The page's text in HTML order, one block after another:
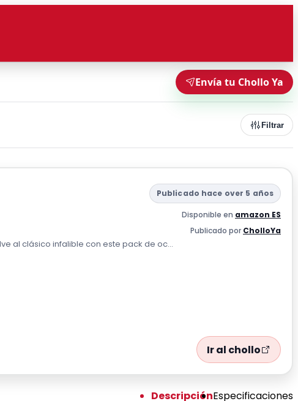
Envía tu Chollo Ya
Filtrar
Publicado hace over 5 años
Disponible en amazon ES
Publicado por CholloYa
al clásico infalible con este pack de oc...
Ir al chollo
DescripciónEspecificaciones